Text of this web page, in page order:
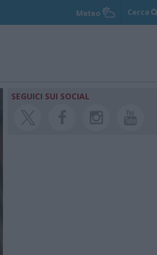
Meteo Cerca
SEGUICI SUI SOCIAL